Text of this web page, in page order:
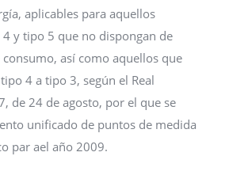
aplicables para aquellos
y tipo 5 que no dispongan de
así como aquellos que
4 a tipo 3, según el Real
de 24 de agosto, por el que se
unificado de puntos de medida
par ael año 2009.